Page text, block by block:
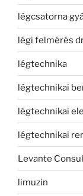
légcsatorna
légi felmérés
légtechnika
légtechnikai
légtechnikai
légtechnikai
Levante
limuzin